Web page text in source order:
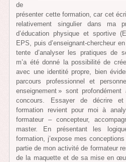
de
présenter cette formation, car cet
relativement singulier dans ma
d’éducation physique et sportive
EPS, puis d’enseignant-chercheur
tente d’analyser les pratiques de
m’a été donné la possibilité de
avec une identité propre, bien
parcours professionnel et
enseignement » sont
concours. Essayer de décrire et
formation revient pour moi à
formateur – concepteur,
master. En présentant les
formation, j’expose mes
partie de mon activité de formateur
de la maquette et de sa mise en